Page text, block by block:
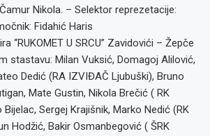
Nikola. – Selektor reprezetacije:
Fidahić Haris
“RUKOMET U SRCU” Zavidovići – Žepče
stastavu: Milan Vuksić, Domagoj Alilović,
Dedić (RA IZVIĐAČ Ljubuški), Bruno
Mate Gustin, Nikola Brečić ( RK
Bijelac, Sergej Krajišnik, Marko Nedić (RK
Hodžić, Bakir Osmanbegović ( ŠRK